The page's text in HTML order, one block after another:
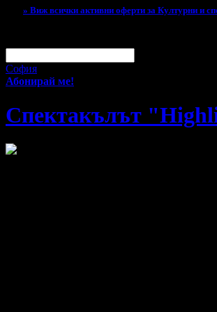
» Виж всички активни оферти за Културни и
София
Абонирай ме!
Спектакълът